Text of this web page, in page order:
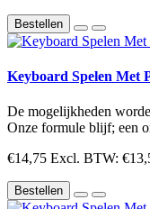
Bestellen
Keyboard Spelen Met
De mogelijkheden
Onze formule blijf; een
€14,75 Excl. BTW:
Bestellen